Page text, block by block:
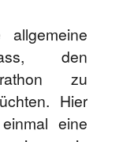
den
zu
Hier
eine